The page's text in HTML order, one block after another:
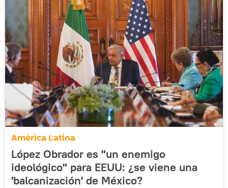
América Latina
López Obrador es "un enemigo
ideológico" para EEUU: ¿se viene una
'balcanización' de México?